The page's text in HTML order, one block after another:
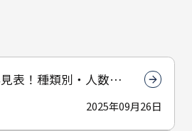
表！種類別・人数別
2025年09月26日